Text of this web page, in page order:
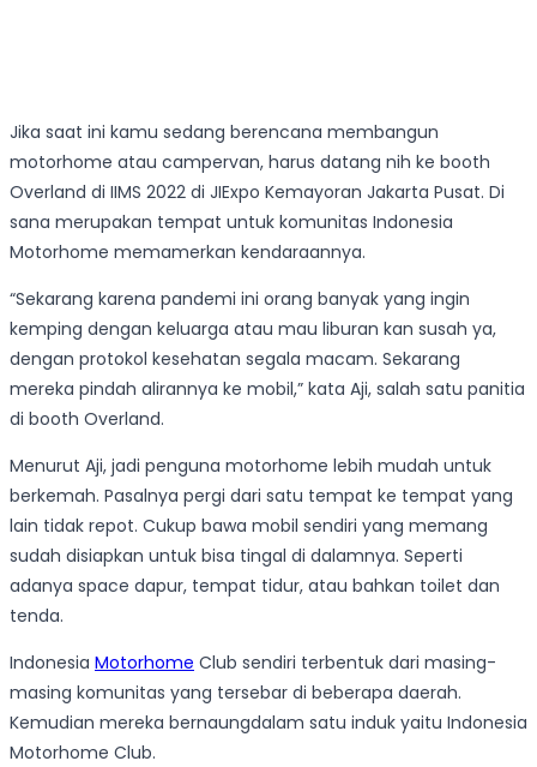
Jika saat ini kamu sedang berencana membangun
motorhome atau campervan, harus datang nih ke booth
Overland di IIMS 2022 di JIExpo Kemayoran Jakarta Pusat. Di
sana merupakan tempat untuk komunitas Indonesia
Motorhome memamerkan kendaraannya.
“Sekarang karena pandemi ini orang banyak yang ingin
kemping dengan keluarga atau mau liburan kan susah ya,
dengan protokol kesehatan segala macam. Sekarang
mereka pindah alirannya ke mobil,” kata Aji, salah satu panitia
di booth Overland.
Menurut Aji, jadi penguna motorhome lebih mudah untuk
berkemah. Pasalnya pergi dari satu tempat ke tempat yang
lain tidak repot. Cukup bawa mobil sendiri yang memang
sudah disiapkan untuk bisa tingal di dalamnya. Seperti
adanya space dapur, tempat tidur, atau bahkan toilet dan
tenda.
Indonesia Motorhome Club sendiri terbentuk dari masing-
masing komunitas yang tersebar di beberapa daerah.
Kemudian mereka bernaungdalam satu induk yaitu Indonesia
Motorhome Club.